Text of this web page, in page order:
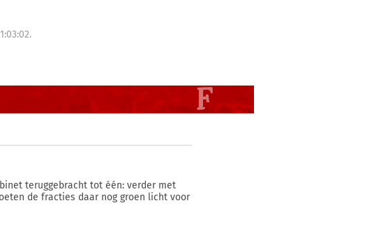
teruggebracht tot één: verder met
de fracties daar nog groen licht voor